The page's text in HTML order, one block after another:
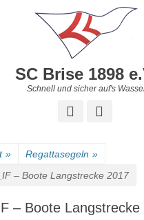
SC Brise 1898
Schnell und sicher auf's
Facebook
» Regattasegeln »
– Boote Langstrecke 2017
– Boote Langstrecke